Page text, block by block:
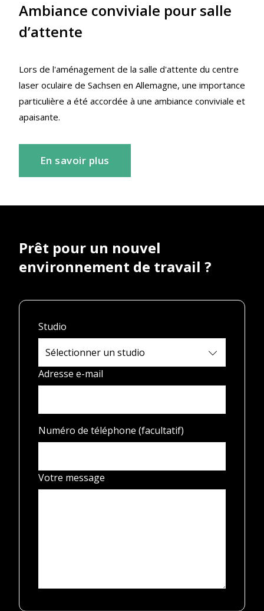
Ambiance conviviale pour salle
d’attente
Lors de l'aménagement de la salle d'attente du centre
laser oculaire de Sachsen en Allemagne, une importance
particulière a été accordée à une ambiance conviviale et
apaisante.
En savoir plus
Prêt pour un nouvel
environnement de travail ?
Studio
Adresse e-mail
Numéro de téléphone (facultatif)
Votre message